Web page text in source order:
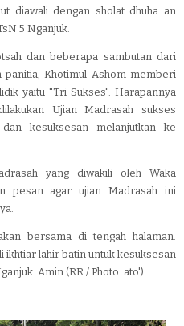
diawali dengan sholat dhuha an
5 Nganjuk.
dan beberapa sambutan dari
panitia, Khotimul Ashom memberi
yaitu "Tri Sukses". Harapannya
Ujian Madrasah sukses
kesuksesan melanjutkan ke
yang diwakili oleh Waka
pesan agar ujian Madrasah ini
bersama di tengah halaman.
lahir batin untuk kesuksesan
Amin (RR / Photo: ato')